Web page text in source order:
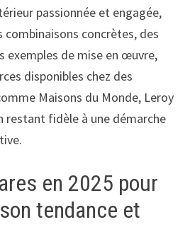
passionnée et engagée,
concrètes, des
exemples de mise en œuvre,
disponibles chez des
Maisons du Monde, Leroy
restant fidèle à une démarche
en 2025 pour
tendance et